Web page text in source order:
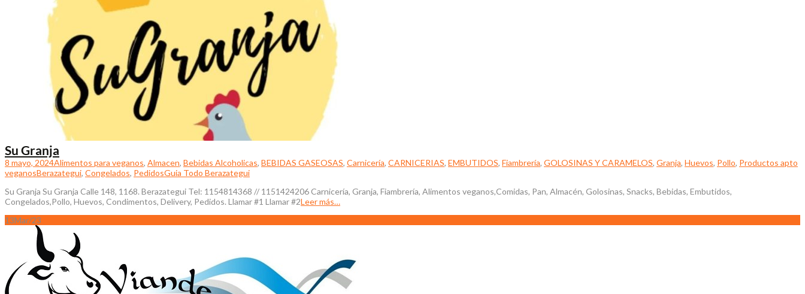
Su Granja
8 mayo, 2024Alimentos para veganos, Almacen, Bebidas Alcoholicas, BEBIDAS GASEOSAS, Carnicería, CARNICERIAS, EMBUTIDOS, Fiambrería, GOLOSINAS Y CARAMELOS, Granja, Huevos, Pollo, Productos apto
veganosBerazategui, Congelados, PedidosGuia Todo Berazategui
Su Granja Su Granja Calle 148, 1168. Berazategui Tel: 1154814368 // 1151424206 Carnicería, Granja, Fiambrería, Alimentos veganos,Comidas, Pan, Almacén, Golosinas, Snacks, Bebidas, Embutidos,
Congelados,Pollo, Huevos, Condimentos, Delivery, Pedidos. Llamar #1 Llamar #2Leer más…
13Mar/23